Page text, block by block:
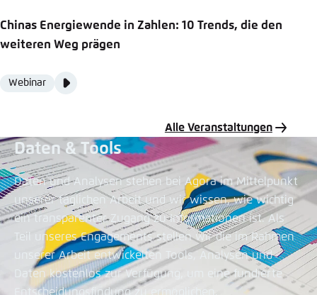
Chinas Energiewende in Zahlen: 10 Trends, die den
weiteren Weg prägen
Format
Webinar
Media
Video
Alle Veranstaltungen
Daten & Tools
Daten und Analysen stehen bei Agora im Mittelpunkt
unserer täglichen Arbeit und wir wissen, wie wichtig
ein transparenter Zugang zu Informationen ist. Als
Teil unseres Engagements stellen wir die im Rahmen
unserer Arbeit entwickelten Tools, Analysen und
Daten kostenlos zur Verfügung, um eine fundierte
Entscheidungsfindung zu ermöglichen.